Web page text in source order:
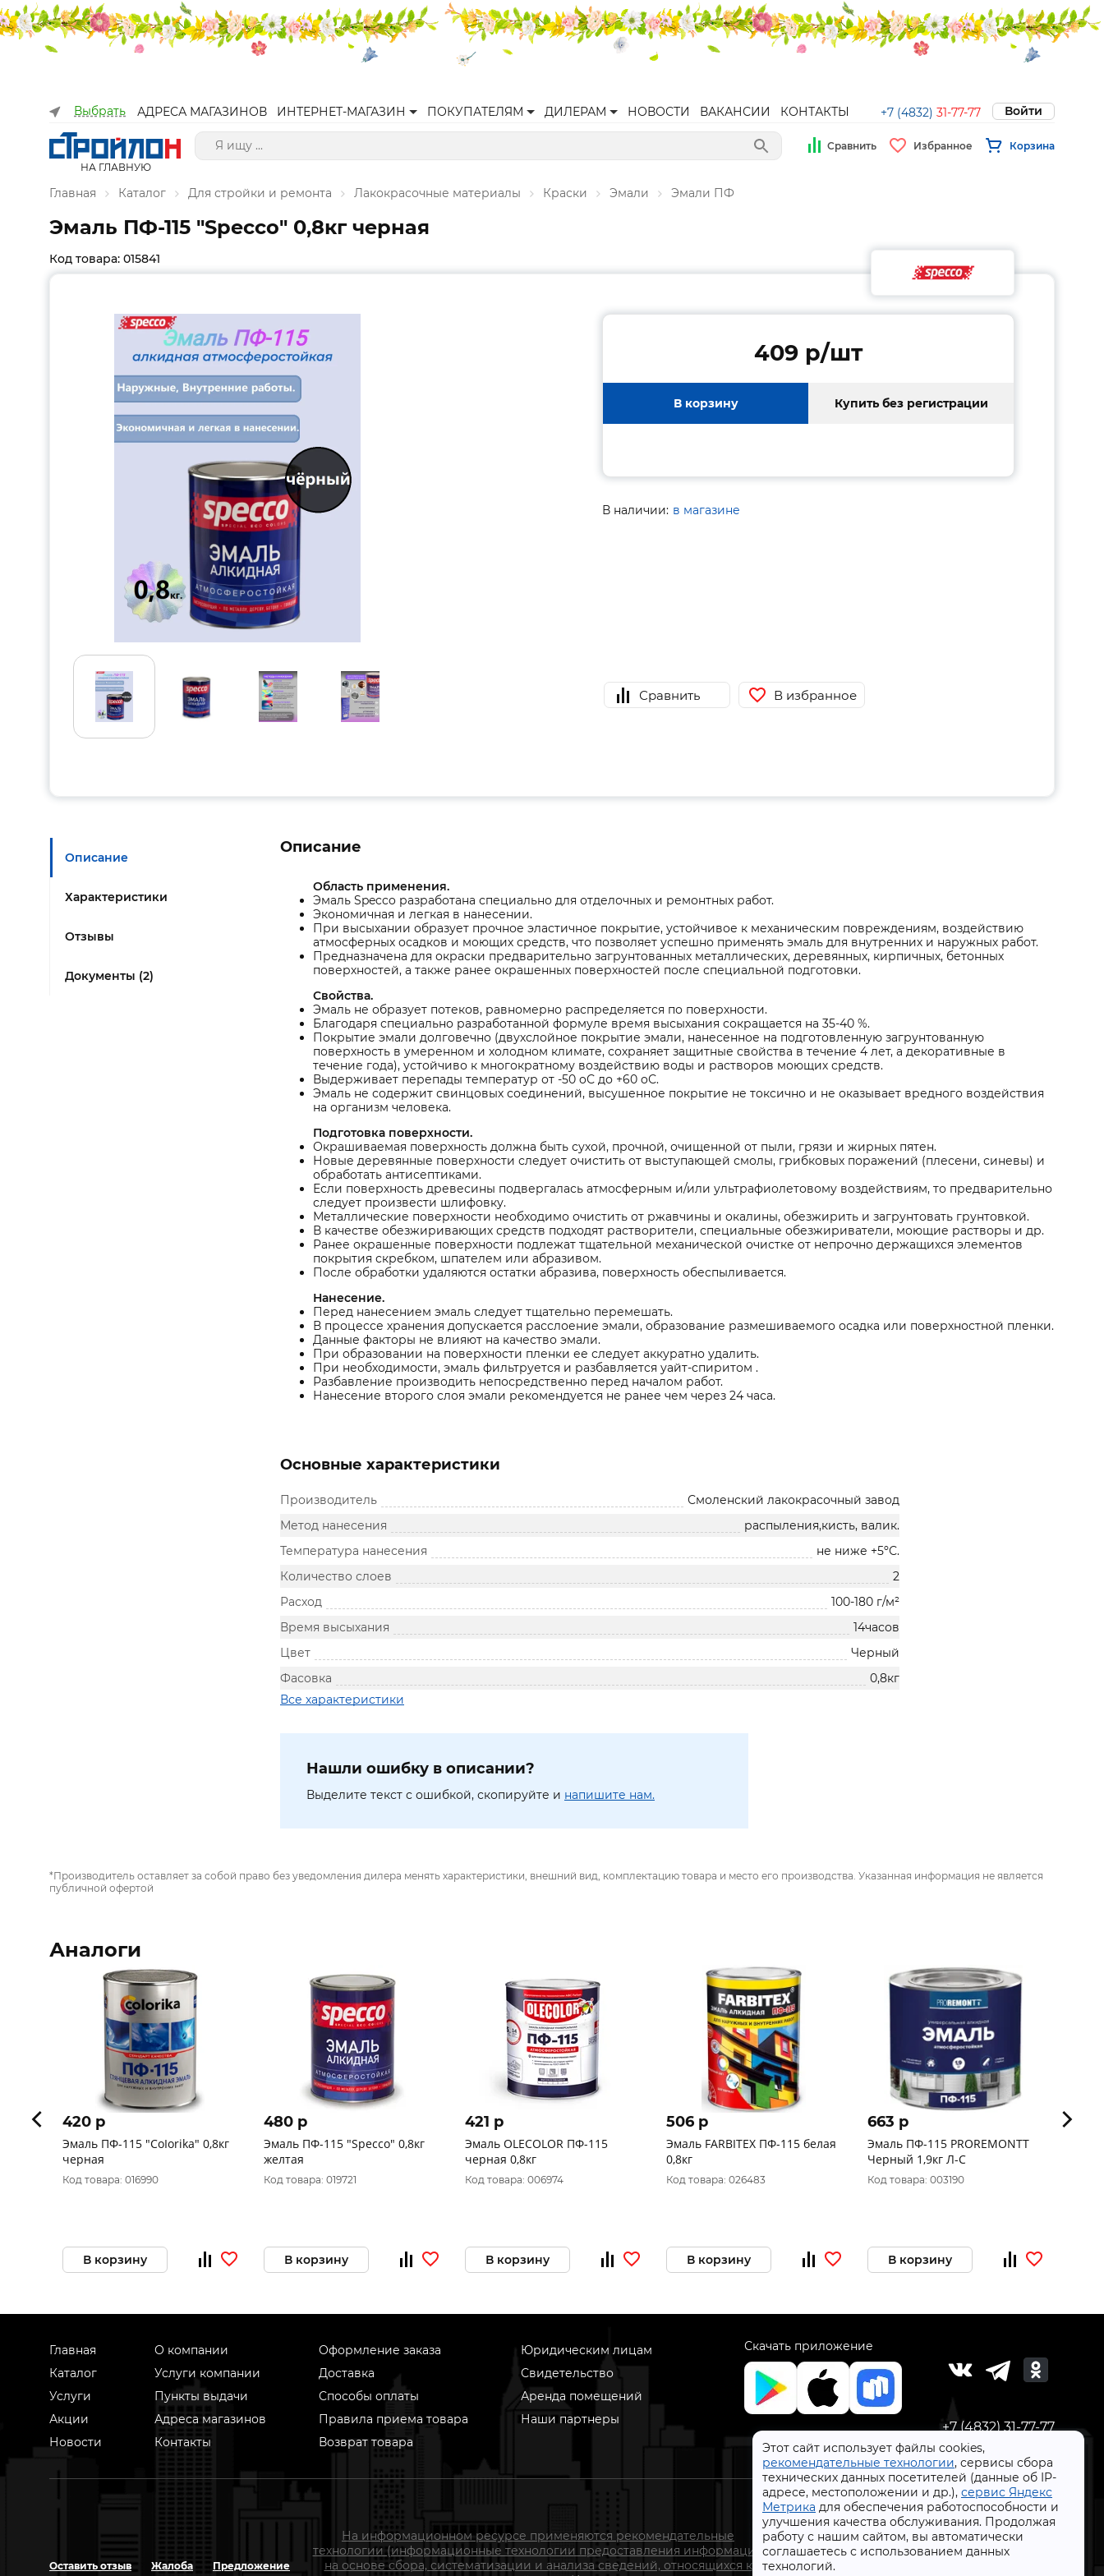
Выбрать АДРЕСА МАГАЗИНОВ ИНТЕРНЕТ-МАГАЗИН ПОКУПАТЕЛЯМ ДИЛЕРАМ НОВОСТИ ВАКАНСИИ КОНТАКТЫ +7 (4832) 31-77-77 Войти
НА ГЛАВНУЮ
Сравнить Избранное Корзина
Главная Каталог Для стройки и ремонта Лакокрасочные материалы Краски Эмали Эмали ПФ
Этот сайт использует файлы cookies,
рекомендательные технологии, сервисы сбора
технических данных посетителей (данные об IP-
адресе, местоположении и др.), сервис Яндекс
Метрика для обеспечения работоспособности и
улучшения качества обслуживания. Продолжая
работу с нашим сайтом, вы автоматически
соглашаетесь с использованием данных
технологий.
Эмаль ПФ-115 "Specco" 0,8кг черная
Код товара: 015841
409 p/шт
В корзину Купить без регистрации
В наличии: в магазине
Сравнить В избранное
Описание
Характеристики
Отзывы
Документы (2)
Описание
Область применения.
Эмаль Specco разработана специально для отделочных и ремонтных работ.
Экономичная и легкая в нанесении.
При высыхании образует прочное эластичное покрытие, устойчивое к механическим повреждениям, воздействию
атмосферных осадков и моющих средств, что позволяет успешно применять эмаль для внутренних и наружных работ.
Предназначена для окраски предварительно загрунтованных металлических, деревянных, кирпичных, бетонных
поверхностей, а также ранее окрашенных поверхностей после специальной подготовки.
Свойства.
Эмаль не образует потеков, равномерно распределяется по поверхности.
Благодаря специально разработанной формуле время высыхания сокращается на 35-40 %.
Покрытие эмали долговечно (двухслойное покрытие эмали, нанесенное на подготовленную загрунтованную
поверхность в умеренном и холодном климате, сохраняет защитные свойства в течение 4 лет, а декоративные в
течение года), устойчиво к многократному воздействию воды и растворов моющих средств.
Выдерживает перепады температур от -50 oС до +60 oС.
Эмаль не содержит свинцовых соединений, высушенное покрытие не токсично и не оказывает вредного воздействия
на организм человека.
Подготовка поверхности.
Окрашиваемая поверхность должна быть сухой, прочной, очищенной от пыли, грязи и жирных пятен.
Новые деревянные поверхности следует очистить от выступающей смолы, грибковых поражений (плесени, синевы) и
обработать антисептиками.
Если поверхность древесины подвергалась атмосферным и/или ультрафиолетовому воздействиям, то предварительно
следует произвести шлифовку.
Металлические поверхности необходимо очистить от ржавчины и окалины, обезжирить и загрунтовать грунтовкой.
В качестве обезжиривающих средств подходят растворители, специальные обезжириватели, моющие растворы и др.
Ранее окрашенные поверхности подлежат тщательной механической очистке от непрочно держащихся элементов
покрытия скребком, шпателем или абразивом.
После обработки удаляются остатки абразива, поверхность обеспыливается.
Нанесение.
Перед нанесением эмаль следует тщательно перемешать.
В процессе хранения допускается расслоение эмали, образование размешиваемого осадка или поверхностной пленки.
Данные факторы не влияют на качество эмали.
При образовании на поверхности пленки ее следует аккуратно удалить.
При необходимости, эмаль фильтруется и разбавляется уайт-спиритом .
Разбавление производить непосредственно перед началом работ.
Нанесение второго слоя эмали рекомендуется не ранее чем через 24 часа.
Основные характеристики
Производитель
Смоленский лакокрасочный завод
Метод нанесения
распыления,кисть, валик.
Температура нанесения
не ниже +5ºС.
Количество слоев
2
Расход
100-180 г/м²
Время высыхания
14часов
Цвет
Черный
Фасовка
0,8кг
Все характеристики
Нашли ошибку в описании?
Выделите текст с ошибкой, скопируйте и напишите нам.
*Производитель оставляет за собой право без уведомления дилера менять характеристики, внешний вид, комплектацию товара и место его производства. Указанная информация не является
публичной офертой
Аналоги
420 p
Эмаль ПФ-115 "CoIorika" 0,8кг
черная
Код товара: 016990
В корзину
480 p
Эмаль ПФ-115 "Specco" 0,8кг
желтая
Код товара: 019721
В корзину
421 p
Эмаль OLECOLOR ПФ-115
черная 0,8кг
Код товара: 006974
В корзину
506 p
Эмаль FARBITEX ПФ-115 белая
0,8кг
Код товара: 026483
В корзину
663 p
Эмаль ПФ-115 PROREMONTT
Черный 1,9кг Л-С
Код товара: 003190
В корзину
453
Главная
Каталог
Услуги
Акции
Новости
О компании
Услуги компании
Пункты выдачи
Адреса магазинов
Контакты
Оформление заказа
Доставка
Способы оплаты
Правила приема товара
Возврат товара
Юридическим лицам
Свидетельство
Аренда помещений
Наши партнеры
Скачать приложение
+7 (4832) 31-77-77
Оставить отзыв Жалоба Предложение
На информационном ресурсе применяются рекомендательные
технологии (информационные технологии предоставления информации
на основе сбора, систематизации и анализа сведений, относящихся к
СтройлоН 1998-2026 г.
Публичная оферта